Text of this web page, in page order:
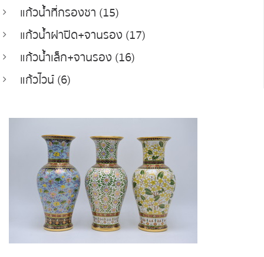
แก้วน้ำที่กรองชา (15)
แก้วน้ำฝาปิด+จานรอง (17)
แก้วน้ำเล็ก+จานรอง (16)
แก้วไวน์ (6)